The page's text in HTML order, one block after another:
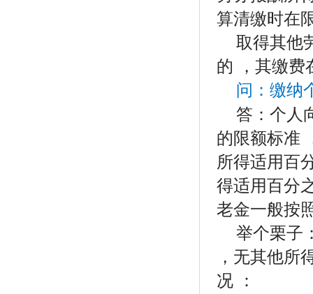
算清缴时在
取得其他
的 ，其缴费
问：缴纳
答：个人
的限额标准
所得适用百
得适用百分
老金一般按
举个栗子
，无其他所
况 ：